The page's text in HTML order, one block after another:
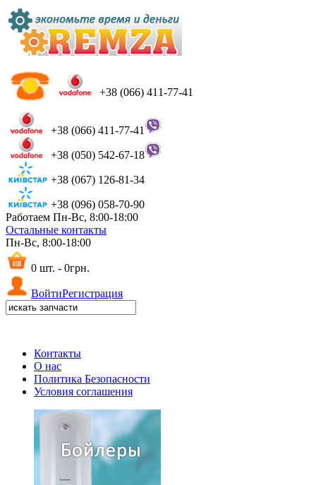
+38 (066) 411-77-41
+38 (066) 411-77-41
+38 (050) 542-67-18
+38 (067) 126-81-34
+38 (096) 058-70-90
Работаем Пн-Вс, 8:00-18:00
Остальные контакты
Пн-Вс, 8:00-18:00
0 шт. - 0грн.
ВойтиРегистрация
Контакты
О нас
Политика Безопасности
Условия соглашения